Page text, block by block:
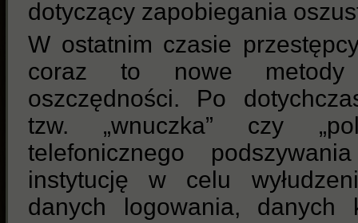
dotyczący zapobiegania
W ostatnim czasie
coraz to nowe metody
oszczędności. Po
tzw. „wnuczka” czy
telefonicznego
instytucję w celu
danych logowania, danych